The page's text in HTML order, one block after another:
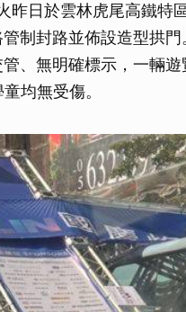
昨日於雲林虎尾高鐵特
制封路並佈設造型拱
、無明確標示，一輛
均無受傷。